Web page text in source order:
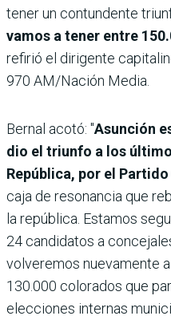
tener un contundente
vamos a tener entre
refirió el dirigente
970 AM/Nación Media.
Bernal acotó: "Asunción
dio el triunfo a los
República, por el
caja de resonancia que
la república. Estamos
24 candidatos a
volveremos nuevamente
130.000 colorados que
elecciones internas